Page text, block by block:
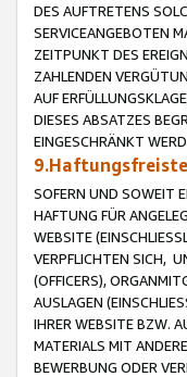
DES AUFTRETENS
SERVICEANGEBOTEN
ZEITPUNKT DES
ZAHLENDEN
AUF
DIESES ABSATZES
EINGESCHRÄNKT
SOFERN UND SOWEIT
HAFTUNG FÜR
WEBSITE
VERPFLICHTEN SICH,
(OFFICERS),
AUSLAGEN
IHRER WEBSITE BZW.
MATERIALS MIT
BEWERBUNG ODER